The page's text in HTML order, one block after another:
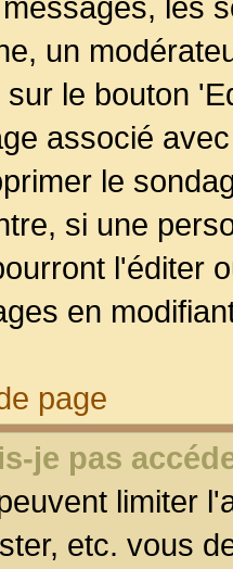
un
le bouton
associé
le
si une
l'éditer
en
page
je pas
limiter
etc. vous